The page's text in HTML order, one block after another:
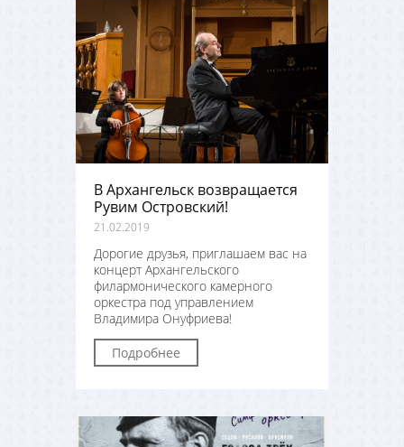
В Архангельск возвращается
Рувим Островский!
21.02.2019
Дорогие друзья, приглашаем вас на
концерт Архангельского
филармонического камерного
оркестра под управлением
Владимира Онуфриева!
Подробнее